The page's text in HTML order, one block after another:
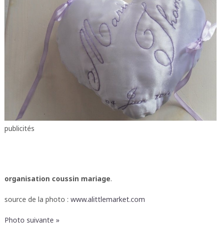
publicités
organisation coussin mariage.
source de la photo : www.alittlemarket.com
Photo suivante »